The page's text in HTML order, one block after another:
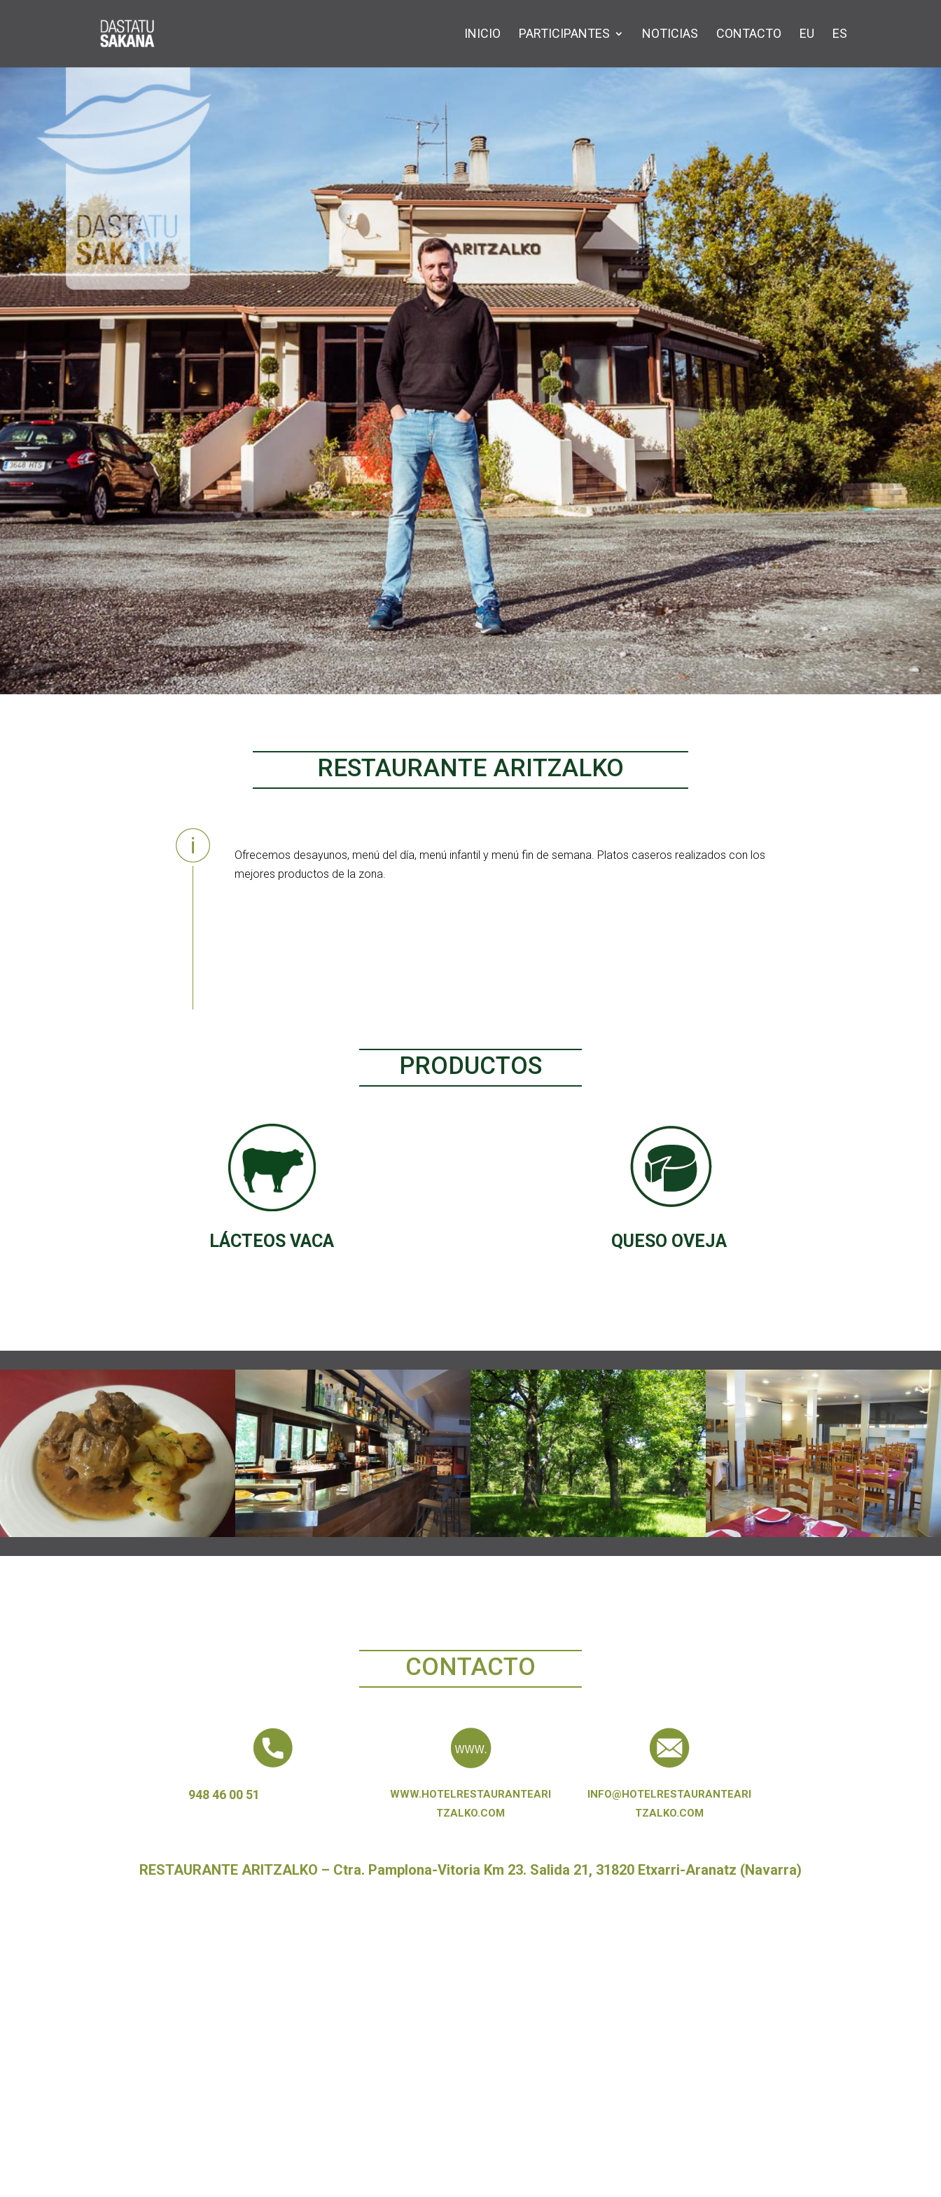
INICIO PARTICIPANTES NOTICIAS CONTACTO EU ES
RESTAURANTE ARITZALKO
Ofrecemos desayunos, menú del día, menú infantil y menú fin de semana. Platos caseros realizados con los
mejores productos de la zona.
PRODUCTOS
LÁCTEOS VACA QUESO OVEJA
CONTACTO
948 46 00 51
WWW.HOTELRESTAURANTEARI
TZALKO.COM
INFO@HOTELRESTAURANTEARI
TZALKO.COM
RESTAURANTE ARITZALKO – Ctra. Pamplona-Vitoria Km 23. Salida 21, 31820 Etxarri-Aranatz (Navarra)